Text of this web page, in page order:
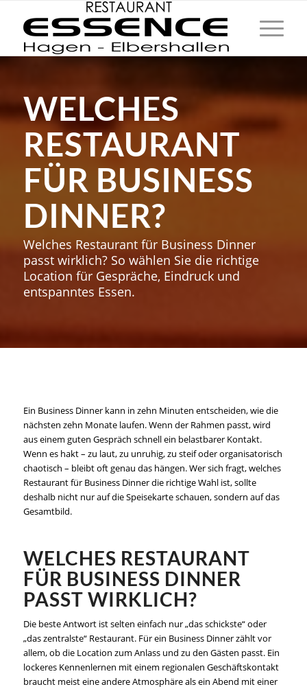
WELCHES
RESTAURANT
FÜR BUSINESS
DINNER?
Welches Restaurant für Business Dinner
passt wirklich? So wählen Sie die richtige
Location für Gespräche, Eindruck und
entspanntes Essen.
Ein Business Dinner kann in zehn Minuten entscheiden, wie die
nächsten zehn Monate laufen. Wenn der Rahmen passt, wird
aus einem guten Gespräch schnell ein belastbarer Kontakt.
Wenn es hakt – zu laut, zu unruhig, zu steif oder organisatorisch
chaotisch – bleibt oft genau das hängen. Wer sich fragt, welches
Restaurant für Business Dinner die richtige Wahl ist, sollte
deshalb nicht nur auf die Speisekarte schauen, sondern auf das
Gesamtbild.
WELCHES RESTAURANT
FÜR BUSINESS DINNER
PASST WIRKLICH?
Die beste Antwort ist selten einfach nur „das schickste“ oder
„das zentralste“ Restaurant. Für ein Business Dinner zählt vor
allem, ob die Location zum Anlass und zu den Gästen passt. Ein
lockeres Kennenlernen mit einem regionalen Geschäftskontakt
braucht meist eine andere Atmosphäre als ein Abend mit einer